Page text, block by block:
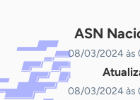
ASN
08/03/2024 às
08/03/2024 às